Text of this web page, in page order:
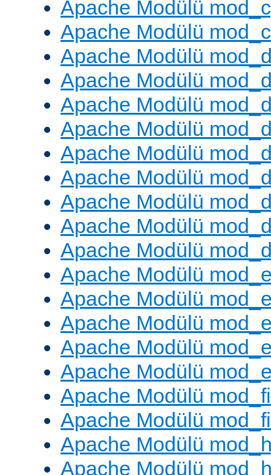
Apache Modülü
Apache Modülü
Apache Modülü
Apache Modülü
Apache Modülü
Apache Modülü
Apache Modülü
Apache Modülü
Apache Modülü
Apache Modülü
Apache Modülü
Apache Modülü
Apache Modülü
Apache Modülü
Apache Modülü
Apache Modülü
Apache Modülü
Apache Modülü
Apache Modülü
Apache Modülü